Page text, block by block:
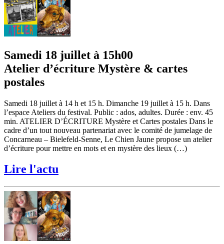
Samedi 18 juillet à 15h00
Atelier d’écriture Mystère & cartes
postales
Samedi 18 juillet à 14 h et 15 h. Dimanche 19 juillet à 15 h. Dans
l’espace Ateliers du festival. Public : ados, adultes. Durée : env. 45
min. ATELIER D’ÉCRITURE Mystère et Cartes postales Dans le
cadre d’un tout nouveau partenariat avec le comité de jumelage de
Concarneau – Bielefeld-Senne, Le Chien Jaune propose un atelier
d’écriture pour mettre en mots et en mystère des lieux (…)
Lire l'actu